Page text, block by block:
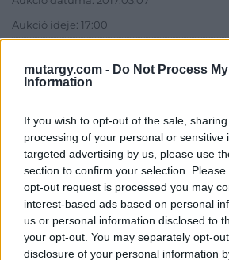
mutargy.com - Do Not Process
Information
If you wish to opt-out of the sale,
processing of your personal or sensitive
targeted advertising by us, please use
section to confirm your selection.
opt-out request is processed you may
interest-based ads based on personal
us or personal information disclosed to
your opt-out. You may separately opt-
disclosure of your personal information
Aukció ideje: 17:00
Tételszám: 277
Eladó adatai
Eladó:
Aukciósház
Cím:
Nagyházi
Kft.
1055